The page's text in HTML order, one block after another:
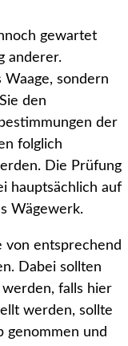
gewartet
anderer.
sondern
den
der
folglich
Die Prüfung
hauptsächlich auf
Wägewerk.
von entsprechend
Dabei sollten
falls hier
werden, sollte
genommen und